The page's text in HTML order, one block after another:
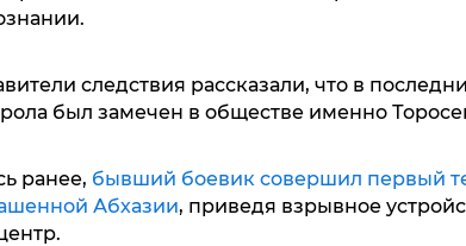
следствия рассказали, что в
был замечен в обществе именно
ранее, бывший боевик совершил первый
Абхазии, приведя взрывное